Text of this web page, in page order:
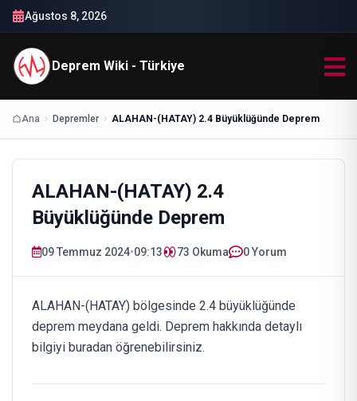
Ağustos 8, 2026
Deprem Wiki - Türkiye
Ana Depremler ALAHAN-(HATAY) 2.4 Büyüklüğünde Deprem
ALAHAN-(HATAY) 2.4
Büyüklüğünde Deprem
09 Temmuz 2024•09:13 73 Okuma 0 Yorum
ALAHAN-(HATAY) bölgesinde 2.4 büyüklüğünde
deprem meydana geldi. Deprem hakkında detaylı
bilgiyi buradan öğrenebilirsiniz.